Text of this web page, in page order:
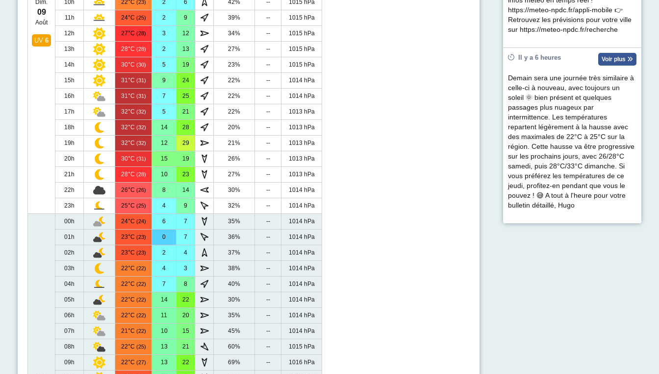
Dim.
09
Août
UV 6
10h 22°C (23) 2 6 42% -- 1015 hPa
11h 24°C (25) 2 9 39% -- 1015 hPa
12h 27°C (28) 3 12 34% -- 1015 hPa
13h 28°C (28) 2 13 27% -- 1015 hPa
14h 30°C (30) 5 19 23% -- 1015 hPa
15h 31°C (31) 9 24 22% -- 1014 hPa
16h 31°C (31) 7 25 22% -- 1014 hPa
17h 32°C (32) 5 21 22% -- 1013 hPa
18h 32°C (32) 14 28 20% -- 1013 hPa
19h 32°C (32) 12 29 21% -- 1013 hPa
20h 30°C (31) 15 19 26% -- 1013 hPa
21h 28°C (28) 10 23 27% -- 1013 hPa
22h 26°C (26) 8 14 30% -- 1014 hPa
23h 25°C (25) 4 9 32% -- 1014 hPa
00h 24°C (24) 6 7 35% -- 1014 hPa
01h 23°C (23) 0 7 36% -- 1014 hPa
02h 23°C (23) 2 4 37% -- 1014 hPa
03h 22°C (22) 4 3 38% -- 1014 hPa
04h 22°C (22) 7 8 40% -- 1014 hPa
05h 22°C (22) 14 22 30% -- 1014 hPa
06h 22°C (22) 11 20 35% -- 1014 hPa
07h 21°C (22) 10 15 45% -- 1014 hPa
08h 22°C (25) 13 21 60% -- 1015 hPa
09h 22°C (27) 13 22 69% -- 1016 hPa
https://meteo-npdc.fr/appli-mobile 👉
Retrouvez les prévisions pour votre ville
sur https://meteo-npdc.fr/recherche
Il y a 6 heures Voir plus
Demain sera une journée très similaire à
celle-ci à nouveau, avec toujours un
soleil 🌞 bien présent et quelques
passages plus nuageux par
intermittence. Les températures
repartent légèrement à la hausse avec
des maximales de 22°C à 25°C sur la
région. Cette hausse va être progressive
sur les prochains jours, avec 26/28°C
samedi, puis 28°C/33°C dimanche. Si
vous préférez les températures de ce
jeudi, profitez-en pendant que vous le
pouvez ! 😅 A tout à l'heure pour votre
bulletin détaillé, Hugo